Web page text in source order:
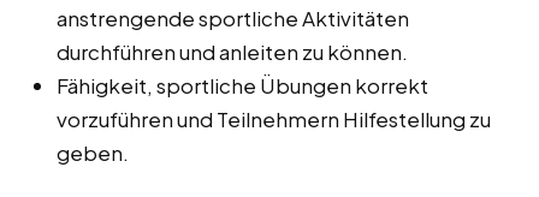
anstrengende sportliche Aktivitäten
durchführen und anleiten zu können.
Fähigkeit, sportliche Übungen korrekt
vorzuführen und Teilnehmern Hilfestellung zu
geben.